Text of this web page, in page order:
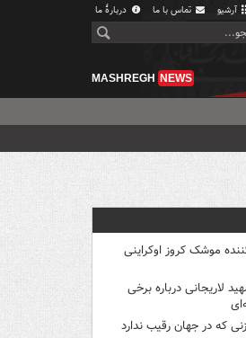
آرشیو تماس با ما دربارهٔ ما
MASHREGH NEWS
موشک کروز اوکراینی
لاریجانی درباره برخی
که در جهان رقیب ندارد